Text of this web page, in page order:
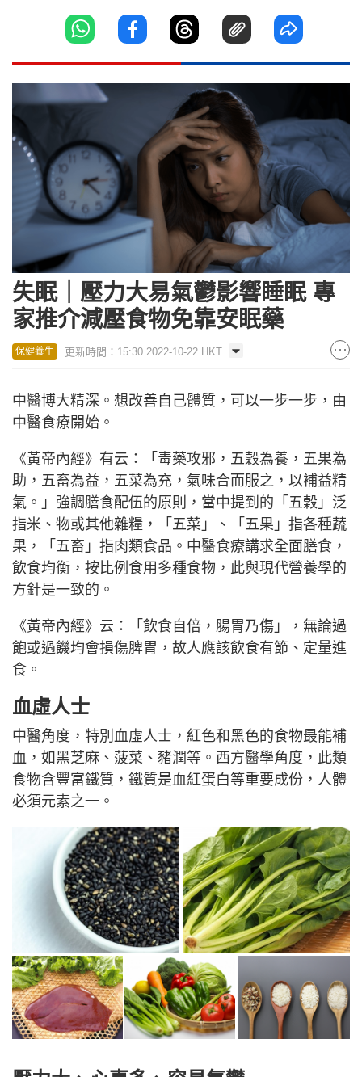
失眠｜壓力大易氣鬱影響睡眠 專
家推介減壓食物免靠安眠藥
保健養生 更新時間：15:30 2022-10-22 HKT
中醫博大精深。想改善自己體質，可以一步一步，由
中醫食療開始。
《黃帝內經》有云：「毒藥攻邪，五穀為養，五果為
助，五畜為益，五菜為充，氣味合而服之，以補益精
氣。」強調膳食配伍的原則，當中提到的「五穀」泛
指米、物或其他雜糧，「五菜」、「五果」指各種蔬
果，「五畜」指肉類食品。中醫食療講求全面膳食，
飲食均衡，按比例食用多種食物，此與現代營養學的
方針是一致的。
《黃帝內經》云：「飲食自倍，腸胃乃傷」，無論過
飽或過饑均會損傷脾胃，故人應該飲食有節、定量進
食。
血虛人士
中醫角度，特別血虛人士，紅色和黑色的食物最能補
血，如黑芝麻、菠菜、豬潤等。西方醫學角度，此類
食物含豐富鐵質，鐵質是血紅蛋白等重要成份，人體
必須元素之一。